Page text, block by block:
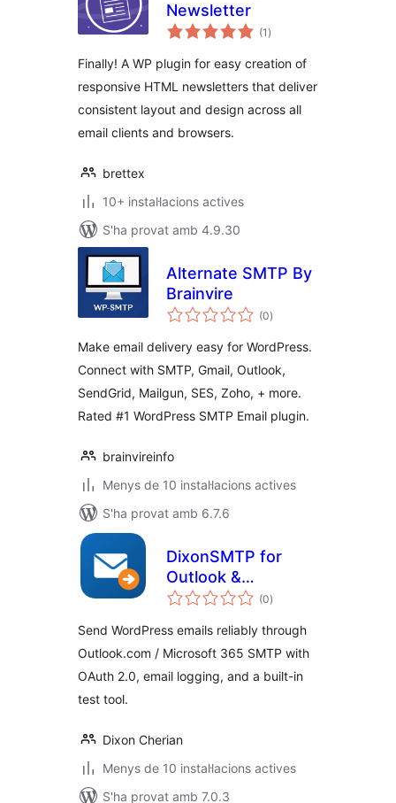
Newsletter
(1 puntuacions
totals
)
Finally! A WP plugin for easy creation of
responsive HTML newsletters that deliver
consistent layout and design across all
email clients and browsers.
brettex
10+ instal·lacions actives
S'ha provat amb 4.9.30
Alternate SMTP By
Brainvire
(0puntuacions
totals
)
Make email delivery easy for WordPress.
Connect with SMTP, Gmail, Outlook,
SendGrid, Mailgun, SES, Zoho, + more.
Rated #1 WordPress SMTP Email plugin.
brainvireinfo
Menys de 10 instal·lacions actives
S'ha provat amb 6.7.6
DixonSMTP for
Outlook &
Microsoft 365
(0puntuacions
totals
)
Send WordPress emails reliably through
Outlook.com / Microsoft 365 SMTP with
OAuth 2.0, email logging, and a built-in
test tool.
Dixon Cherian
Menys de 10 instal·lacions actives
S'ha provat amb 7.0.3